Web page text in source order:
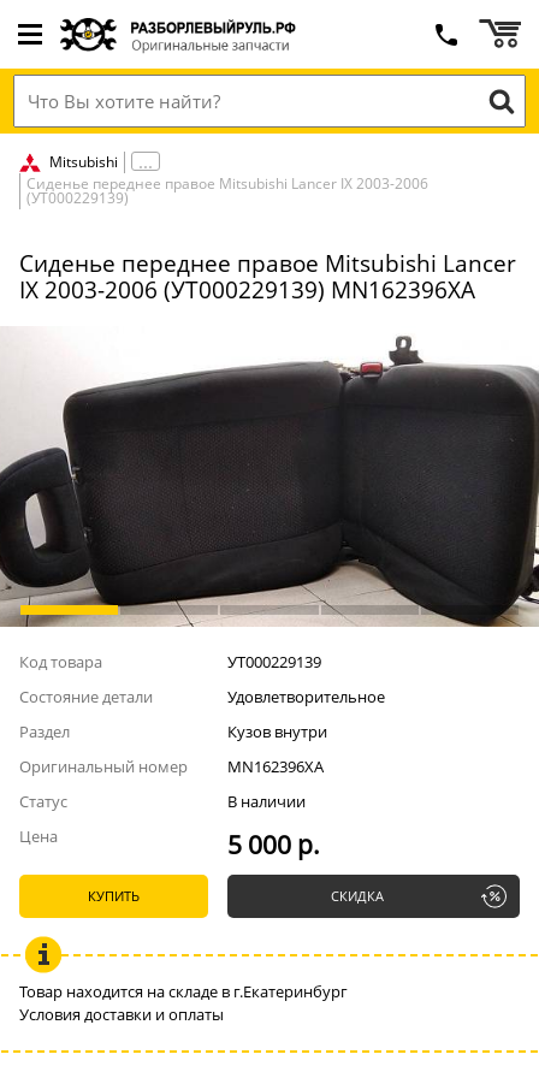
Mitsubishi
Сиденье переднее правое Mitsubishi Lancer IX 2003-2006
(УТ000229139)
Сиденье переднее правое Mitsubishi Lancer
IX 2003-2006 (УТ000229139) MN162396XA
Код товара
УТ000229139
Состояние детали
Удовлетворительное
Раздел
Кузов внутри
Оригинальный номер
MN162396XA
Статус
В наличии
Цена
5 000 р.
КУПИТЬ СКИДКА
Товар находится на складе в г.Екатеринбург
Условия доставки и оплаты